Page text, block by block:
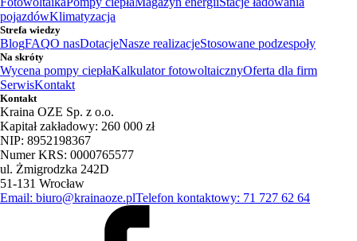
pojazdówKlimatyzacja
Strefa wiedzy
BlogFAQO nasDotacjeNasze realizacjeStosowane podzespoły
Na skróty
Wycena pompy ciepłaKalkulator fotowoltaicznyOferta dla firm
SerwisKontakt
Kontakt
Kraina OZE Sp. z o.o.
Kapitał zakładowy: 260 000 zł
NIP: 8952198367
Numer KRS: 0000765577
ul. Żmigrodzka 242D
51-131 Wrocław
Email: biuro@krainaoze.plTelefon kontaktowy: 71 727 62 64